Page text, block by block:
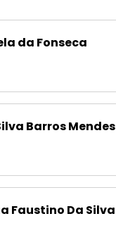
da Fonseca
Barros Mendes
Faustino Da Silva